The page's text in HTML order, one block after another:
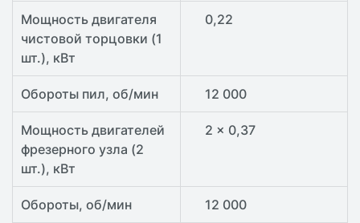
Мощность двигателя
чистовой торцовки (1
шт.), кВт
0,22
Обороты пил, об/мин 12 000
Мощность двигателей
фрезерного узла (2
шт.), кВт
2 x 0,37
Обороты, об/мин 12 000